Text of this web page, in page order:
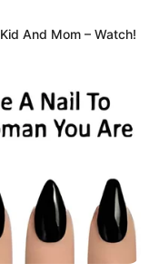
차 And Mom – Watch!